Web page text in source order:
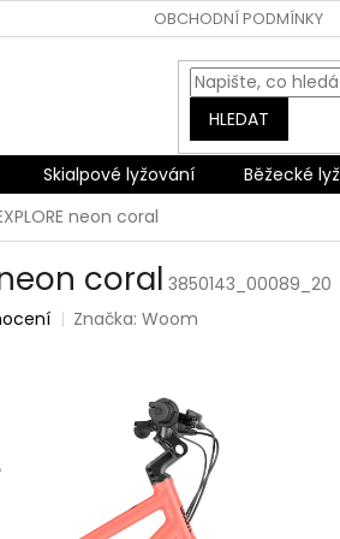
OBCHODNÍ PODMÍNKY
HLEDAT
Skialpové lyžování Běžecké
neon coral
coral 3850143_00089_20
Značka:Woom